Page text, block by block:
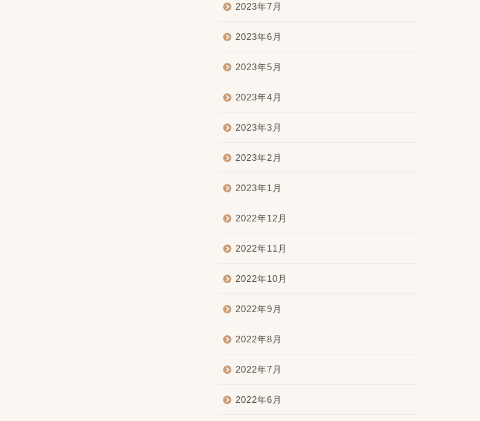
2023年7月
2023年6月
2023年5月
2023年4月
2023年3月
2023年2月
2023年1月
2022年12月
2022年11月
2022年10月
2022年9月
2022年8月
2022年7月
2022年6月